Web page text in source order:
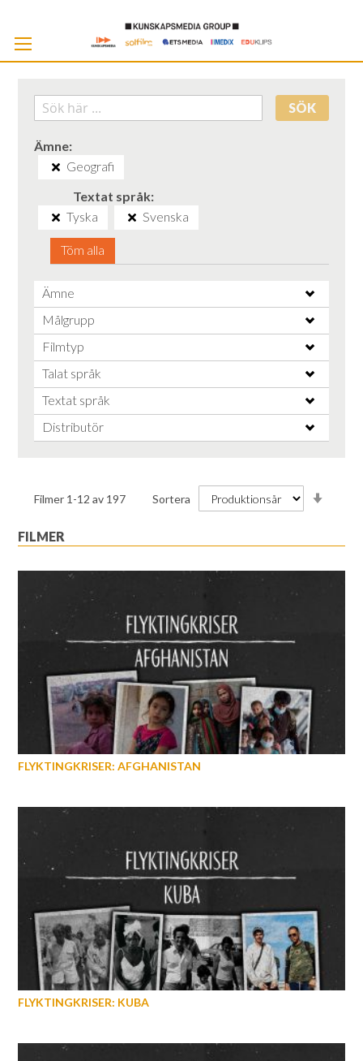
SÖK
Ämne
Geografi
Textat språk
Tyska
Svenska
Töm alla
Ämne
Målgrupp
Filmtyp
Talat språk
Textat språk
Distributör
Filmer 1 -12 av 197 Sortera
FILMER
FLYKTINGKRISER: AFGHANISTAN
FLYKTINGKRISER: KUBA